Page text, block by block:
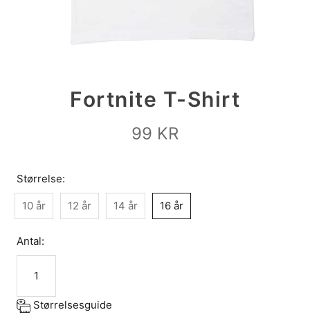
Fortnite T-Shirt
99 KR
Størrelse:
10 år 12 år 14 år 16 år
Antal:
Størrelsesguide